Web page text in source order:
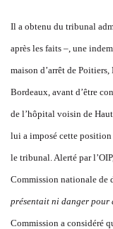
Il a obtenu du tribunal
après les faits –, une
maison d’arrêt de
Bordeaux, avant d’être
de l’hôpital voisin de
lui a imposé cette
le tribunal. Alerté par
Commission nationale de
présentait ni danger pour
Commission a considéré